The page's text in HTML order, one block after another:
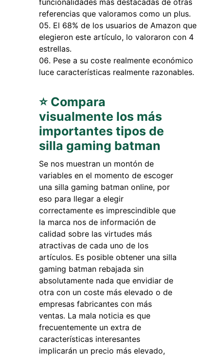
funcionalidades más destacadas de otras
referencias que valoramos como un plus.
El 68% de los usuarios de Amazon que
elegieron este artículo, lo valoraron con 4
estrellas.
Pese a su coste realmente económico
luce características realmente razonables.
⭐ Compara
visualmente los más
importantes tipos de
silla gaming batman
Se nos muestran un montón de
variables en el momento de escoger
una silla gaming batman online, por
eso para llegar a elegir
correctamente es imprescindible que
la marca nos de información de
calidad sobre las virtudes más
atractivas de cada uno de los
artículos. Es posible obtener una silla
gaming batman rebajada sin
absolutamente nada que envidiar de
otra con un coste más elevado o de
empresas fabricantes con más
ventas. La mala noticia es que
frecuentemente un extra de
características interesantes
implicarán un precio más elevado,